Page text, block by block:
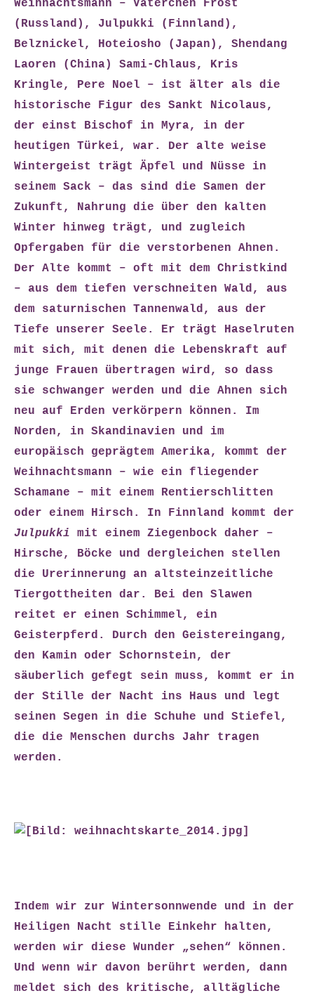
Weihnachtsmann – Väterchen Frost
(Russland), Julpukki (Finnland),
Belznickel, Hoteiosho (Japan), Shendang
Laoren (China) Sami-Chlaus, Kris
Kringle, Pere Noel – ist älter als die
historische Figur des Sankt Nicolaus,
der einst Bischof in Myra, in der
heutigen Türkei, war. Der alte weise
Wintergeist trägt Äpfel und Nüsse in
seinem Sack – das sind die Samen der
Zukunft, Nahrung die über den kalten
Winter hinweg trägt, und zugleich
Opfergaben für die verstorbenen Ahnen.
Der Alte kommt – oft mit dem Christkind
– aus dem tiefen verschneiten Wald, aus
dem saturnischen Tannenwald, aus der
Tiefe unserer Seele. Er trägt Haselruten
mit sich, mit denen die Lebenskraft auf
junge Frauen übertragen wird, so dass
sie schwanger werden und die Ahnen sich
neu auf Erden verkörpern können. Im
Norden, in Skandinavien und im
europäisch geprägtem Amerika, kommt der
Weihnachtsmann – wie ein fliegender
Schamane – mit einem Rentierschlitten
oder einem Hirsch. In Finnland kommt der
Julpukki mit einem Ziegenbock daher –
Hirsche, Böcke und dergleichen stellen
die Urerinnerung an altsteinzeitliche
Tiergottheiten dar. Bei den Slawen
reitet er einen Schimmel, ein
Geisterpferd. Durch den Geistereingang,
den Kamin oder Schornstein, der
säuberlich gefegt sein muss, kommt er in
der Stille der Nacht ins Haus und legt
seinen Segen in die Schuhe und Stiefel,
die die Menschen durchs Jahr tragen
werden.
Indem wir zur Wintersonnwende und in der
Heiligen Nacht stille Einkehr halten,
werden wir diese Wunder „sehen“ können.
Und wenn wir davon berührt werden, dann
meldet sich des kritische, alltägliche